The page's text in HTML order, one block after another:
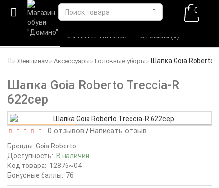
0
Женщинам Аксессуары Головные уборы Шапка Goia Roberto
Шапка Goia Roberto Treccia-R
622сер
ВСЕ О ТОВАРЕ ХАРАКТЕРИСТИКИ ОТЗЫВЫ (0)
0 отзывов /Написать отзыв
Бренды Goia Roberto
Доступность: В наличии
Код товара: 12876~04
Бонусные баллы: 76